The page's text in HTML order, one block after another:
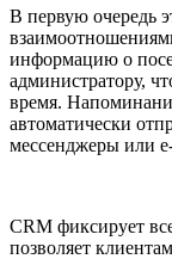
В первую очередь
информацию о
администратору,
время.
автоматически
мессенджеры или
CRM фиксирует
позволяет